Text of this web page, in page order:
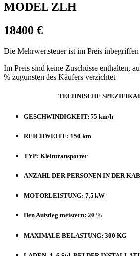
MODEL ZLH
18400 €
Die Mehrwertsteuer ist im Preis inbegriffen
Im Preis sind keine Zuschüsse enthalten,
% zugunsten des Käufers verzichtet
TECHNISCHE
GESCHWINDIGKEIT: 75 km/h
REICHWEITE: 150 km
TYP: Kleintransporter
ANZAHL DER PERSONEN IN DER
MOTORLEISTUNG: 7,5 kW
Den Aufstieg meistern: 20 %
MAXIMALE BELASTUNG: 300 KG